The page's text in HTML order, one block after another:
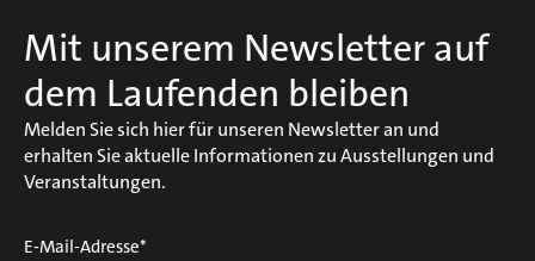
Mit unserem Newsletter auf
dem Laufenden bleiben
Melden Sie sich hier für unseren Newsletter an und
erhalten Sie aktuelle Informationen zu Ausstellungen und
Veranstaltungen.
E-Mail-Adresse*